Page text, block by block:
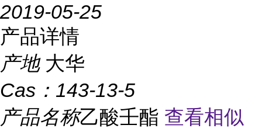
2019-05-25
产品详情
产地 大华
Cas： 143-13-5
产品名称乙酸壬酯 查看相似